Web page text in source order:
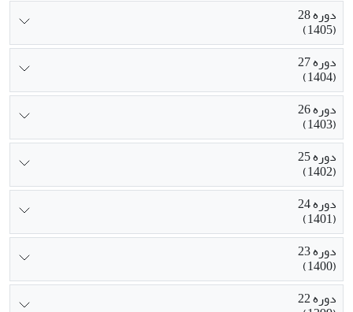
دوره 28
(1405)
دوره 27
(1404)
دوره 26
(1403)
دوره 25
(1402)
دوره 24
(1401)
دوره 23
(1400)
دوره 22